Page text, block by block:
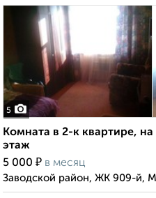
5
Комната в 2-к квартире,
этаж
5 000 ₽ в месяц
Заводской район, ЖК 909-й,